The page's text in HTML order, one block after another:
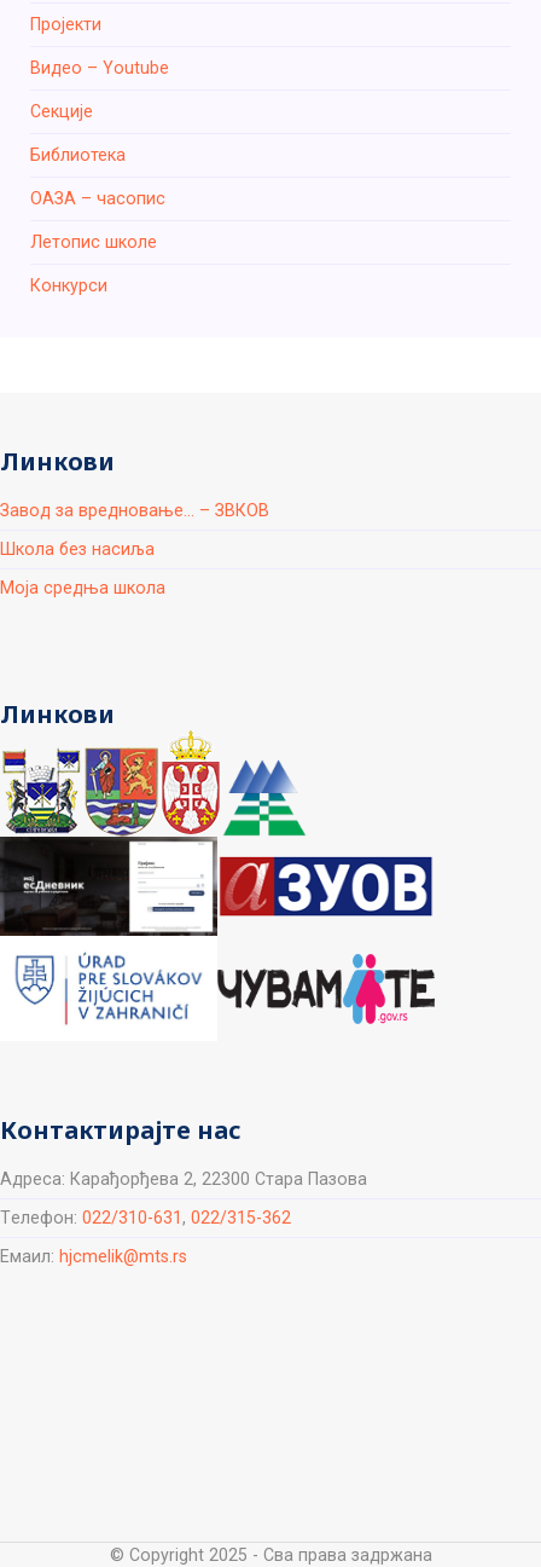
Пројекти
Видео – Youtube
Секције
Библиотека
ОАЗА – часопис
Летопис школе
Конкурси
Линкови
Завод за вредновање... – ЗВКОВ
Школа без насиља
Моја средња школа
Линкови
Контактирајте нас
Aдреса: Карађорђева 2, 22300 Стара Пазова
Tелефон: 022/310-631, 022/315-362
Емаил: hjcmelik@mts.rs
© Copyright 2025 - Сва права задржана